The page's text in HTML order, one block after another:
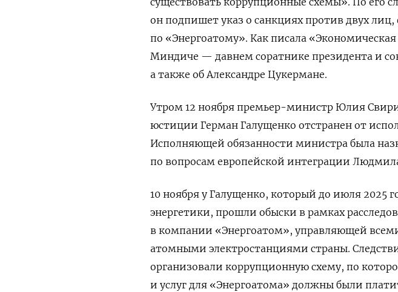
он подпишет указ о санкциях против двух
по «Энергоатому». Как писала
Миндиче — давнем соратнике президента и
а также об Александре Цукермане.
Утром 12 ноября премьер-министр Юлия
юстиции Герман Галущенко отстранен от
Исполняющей обязанности министра была
по вопросам европейской интеграции
10 ноября у Галущенко, который до июля 2025
энергетики, прошли обыски в рамках
в компании «Энергоатом», управляющей
атомными электростанциями страны.
организовали коррупционную схему, по
и услуг для «Энергоатома» должны были